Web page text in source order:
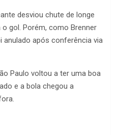
desviou chute de longe
gol. Porém, como Brenner
após conferência via
Paulo voltou a ter uma boa
e a bola chegou a